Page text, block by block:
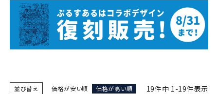
並び替え 価格が安い順 価格が高い順 19件中 1-19件表示